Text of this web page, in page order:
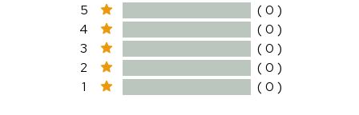
5
( 0 )
4
( 0 )
3
( 0 )
2
( 0 )
1
( 0 )